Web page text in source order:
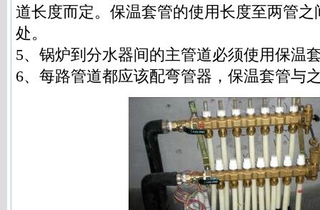
道长度而定。保温套管的使用长度至两管之
处。
5、锅炉到分水器间的主管道必须使用保温
6、每路管道都应该配弯管器，保温套管与